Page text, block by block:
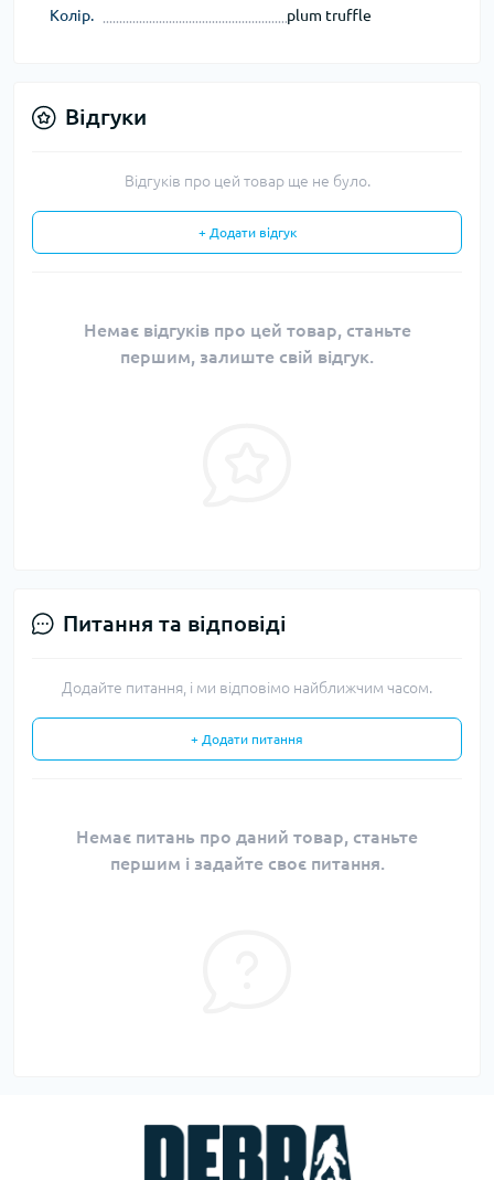
Колір. plum truffle
Відгуки
Відгуків про цей товар ще не було.
+ Додати відгук
Немає відгуків про цей товар, станьте
першим, залиште свій відгук.
Питання та відповіді
Додайте питання, і ми відповімо найближчим часом.
+ Додати питання
Немає питань про даний товар, станьте
першим і задайте своє питання.